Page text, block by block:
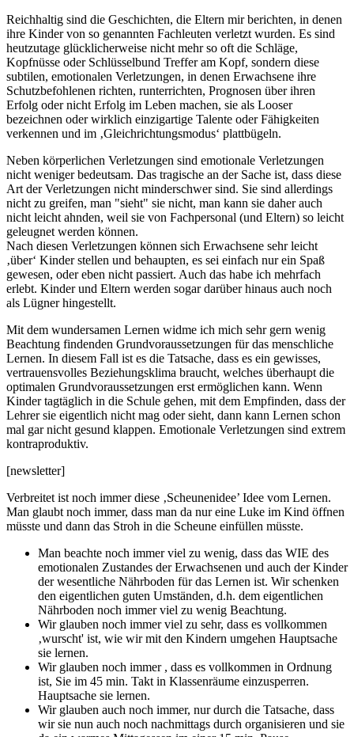
Reichhaltig sind die Geschichten, die Eltern mir berichten, in denen
ihre Kinder von so genannten Fachleuten verletzt wurden. Es sind
heutzutage glücklicherweise nicht mehr so oft die Schläge,
Kopfnüsse oder Schlüsselbund Treffer am Kopf, sondern diese
subtilen, emotionalen Verletzungen, in denen Erwachsene ihre
Schutzbefohlenen richten, runterrichten, Prognosen über ihren
Erfolg oder nicht Erfolg im Leben machen, sie als Looser
bezeichnen oder wirklich einzigartige Talente oder Fähigkeiten
verkennen und im ‚Gleichrichtungsmodus‘ plattbügeln.
Neben körperlichen Verletzungen sind emotionale Verletzungen
nicht weniger bedeutsam. Das tragische an der Sache ist, dass diese
Art der Verletzungen nicht minderschwer sind. Sie sind allerdings
nicht zu greifen, man "sieht" sie nicht, man kann sie daher auch
nicht leicht ahnden, weil sie von Fachpersonal (und Eltern) so leicht
geleugnet werden können.
Nach diesen Verletzungen können sich Erwachsene sehr leicht
‚über‘ Kinder stellen und behaupten, es sei einfach nur ein Spaß
gewesen, oder eben nicht passiert. Auch das habe ich mehrfach
erlebt. Kinder und Eltern werden sogar darüber hinaus auch noch
als Lügner hingestellt.
Mit dem wundersamen Lernen widme ich mich sehr gern wenig
Beachtung findenden Grundvoraussetzungen für das menschliche
Lernen. In diesem Fall ist es die Tatsache, dass es ein gewisses,
vertrauensvolles Beziehungsklima braucht, welches überhaupt die
optimalen Grundvoraussetzungen erst ermöglichen kann. Wenn
Kinder tagtäglich in die Schule gehen, mit dem Empfinden, dass der
Lehrer sie eigentlich nicht mag oder sieht, dann kann Lernen schon
mal gar nicht gesund klappen. Emotionale Verletzungen sind extrem
kontraproduktiv.
[newsletter]
Verbreitet ist noch immer diese ‚Scheunenidee’ Idee vom Lernen.
Man glaubt noch immer, dass man da nur eine Luke im Kind öffnen
müsste und dann das Stroh in die Scheune einfüllen müsste.
Man beachte noch immer viel zu wenig, dass das WIE des
emotionalen Zustandes der Erwachsenen und auch der Kinder
der wesentliche Nährboden für das Lernen ist. Wir schenken
den eigentlichen guten Umständen, d.h. dem eigentlichen
Nährboden noch immer viel zu wenig Beachtung.
Wir glauben noch immer viel zu sehr, dass es vollkommen
‚wurscht' ist, wie wir mit den Kindern umgehen Hauptsache
sie lernen.
Wir glauben noch immer , dass es vollkommen in Ordnung
ist, Sie im 45 min. Takt in Klassenräume einzusperren.
Hauptsache sie lernen.
Wir glauben auch noch immer, nur durch die Tatsache, dass
wir sie nun auch noch nachmittags durch organisieren und sie